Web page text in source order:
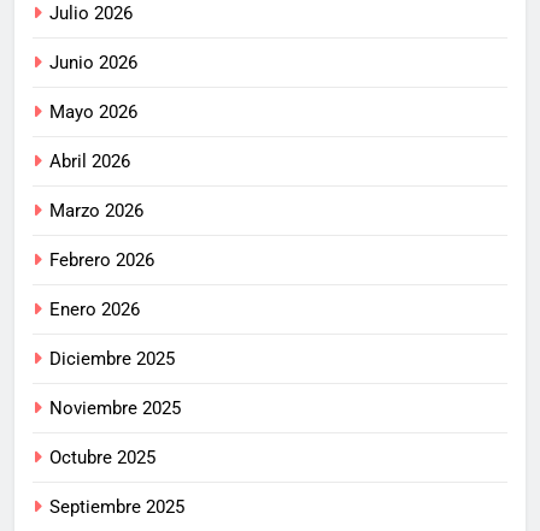
Julio 2026
Junio 2026
Mayo 2026
Abril 2026
Marzo 2026
Febrero 2026
Enero 2026
Diciembre 2025
Noviembre 2025
Octubre 2025
Septiembre 2025